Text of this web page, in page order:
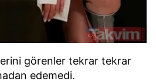
ve sizlere yönelik
yapılması, amaçlarıyla
dahilinde kullanılacaktır.
aşağıda yer alan panel
Çerezlere ilişkin detaylı bilgi
görenler tekrar tekrar
edemedi.